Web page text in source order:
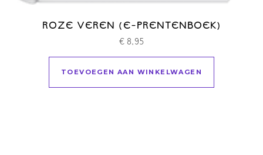
ROZE VEREN (E-PRENTENBOEK)
€ 8,95
TOEVOEGEN AAN WINKELWAGEN